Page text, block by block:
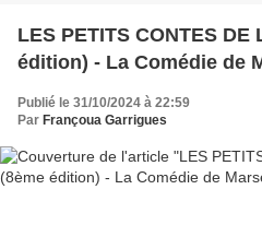
LES PETITS CONTES DE
édition) - La Comédie de
Publié le 31/10/2024 à 22:59
Par Françoua Garrigues